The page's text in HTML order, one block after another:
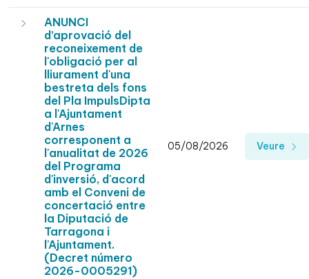
ANUNCI
d’aprovació del
reconeixement de
l'obligació per al
lliurament d'una
bestreta dels fons
del Pla ImpulsDipta
a l'Ajuntament
d'Arnes
corresponent a
l'anualitat de 2026
del Programa
d'inversió, d'acord
amb el Conveni de
concertació entre
la Diputació de
Tarragona i
l'Ajuntament.
(Decret número
2026-0005291)
05/08/2026 Veure